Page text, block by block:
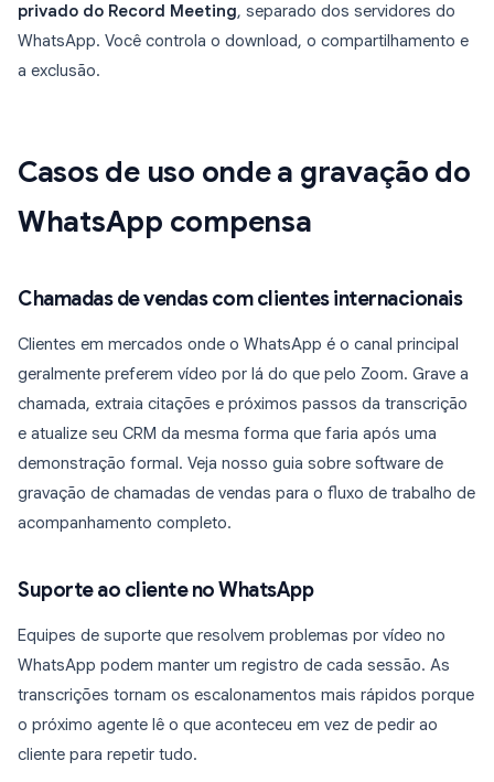
privado do Record Meeting, separado dos servidores do
WhatsApp. Você controla o download, o compartilhamento e
a exclusão.
Casos de uso onde a gravação do
WhatsApp compensa
Chamadas de vendas com clientes internacionais
Clientes em mercados onde o WhatsApp é o canal principal
geralmente preferem vídeo por lá do que pelo Zoom. Grave a
chamada, extraia citações e próximos passos da transcrição
e atualize seu CRM da mesma forma que faria após uma
demonstração formal. Veja nosso guia sobre software de
gravação de chamadas de vendas para o fluxo de trabalho de
acompanhamento completo.
Suporte ao cliente no WhatsApp
Equipes de suporte que resolvem problemas por vídeo no
WhatsApp podem manter um registro de cada sessão. As
transcrições tornam os escalonamentos mais rápidos porque
o próximo agente lê o que aconteceu em vez de pedir ao
cliente para repetir tudo.